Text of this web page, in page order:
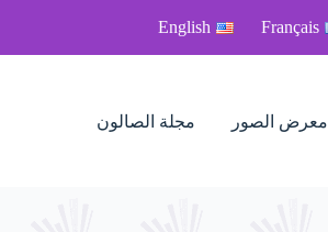
Français
English
معرض الصور مجلة الصالون